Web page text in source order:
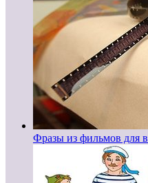
Фразы из фильмов для